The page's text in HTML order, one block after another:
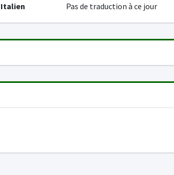
Italien
Pas de traduction à ce jour